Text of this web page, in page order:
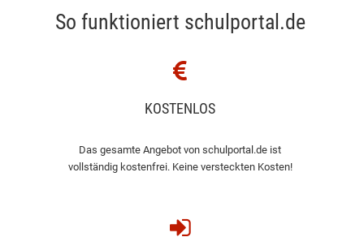
So funktioniert schulportal.de
KOSTENLOS
Das gesamte Angebot von schulportal.de ist
vollständig kostenfrei. Keine versteckten Kosten!